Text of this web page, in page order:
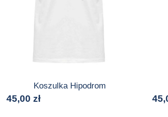
Koszulka Hipodrom
45,00 zł